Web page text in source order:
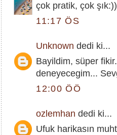
çok pratik, çok şık:))
11:17 ÖS
Unknown dedi ki...
Bayildim, süper
deneyecegim...
12:00 ÖÖ
ozlemhan dedi ki...
Ufuk harikasın